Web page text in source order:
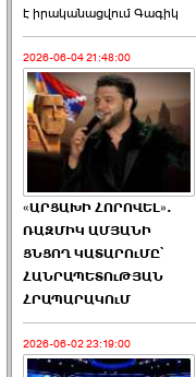
է իրականացվում Գագիկ
2026-06-04 21:48:00
«ԱՐՑԱԽԻ ՀՈՐՈՎԵԼ».
ՌԱԶՄԻԿ ԱՄՅԱՆԻ
ՑՆՑՈՂ ԿԱՏԱՐՈւՄԸ՝
ՀԱՆՐԱՊԵՏՈւԹՅԱՆ
ՀՐԱՊԱՐԱԿՈւՄ
2026-06-02 23:19:00